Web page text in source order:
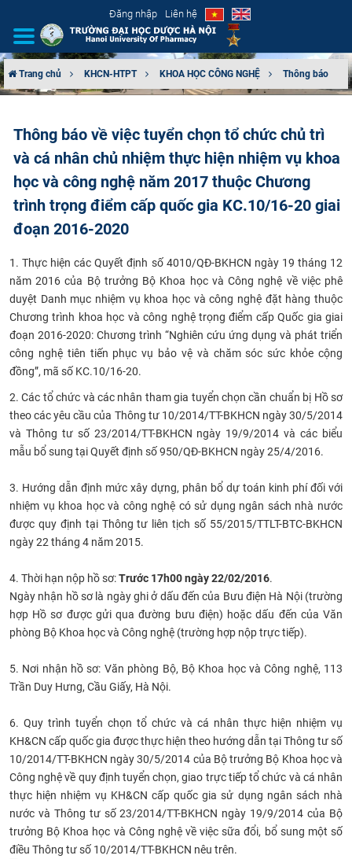
Đăng nhập Liên hệ
CƠ CẤU TỔ CHỨC
TUYỂN SINH
ĐÀO TẠO
ĐẢM BẢO CHẤT LƯỢNG
KHOA HỌC CÔNG NGHỆ
HTQT
CỰU NGƯỜI HỌC
Trang chủ KHCN-HTPT KHOA HỌC CÔNG NGHỆ Thông báo
Thông báo về việc tuyển chọn tổ chức chủ trì
và cá nhân chủ nhiệm thực hiện nhiệm vụ khoa
học và công nghệ năm 2017 thuộc Chương
trình trọng điểm cấp quốc gia KC.10/16-20 giai
đoạn 2016-2020
1. Thực hiện các Quyết định số 4010/QĐ-BKHCN ngày 19 tháng 12
năm 2016 của Bộ trưởng Bộ Khoa học và Công nghệ về việc phê
duyệt Danh mục nhiệm vụ khoa học và công nghệ đặt hàng thuộc
Chương trình khoa học và công nghệ trọng điểm cấp Quốc gia giai
đoạn 2016-2020: Chương trình “Nghiên cứu ứng dụng và phát triển
công nghệ tiên tiến phục vụ bảo vệ và chăm sóc sức khỏe cộng
đồng”, mã số KC.10/16-20.
2. Các tổ chức và các nhân tham gia tuyển chọn cần chuẩn bị Hồ sơ
theo các yêu cầu của Thông tư 10/2014/TT-BKHCN ngày 30/5/2014
và Thông tư số 23/2014/TT-BKHCN ngày 19/9/2014 và các biểu
mẫu bổ sung tại Quyết định số 950/QĐ-BKHCN ngày 25/4/2016.
3. Hướng dẫn định mức xây dựng, phân bổ dự toán kinh phí đối với
nhiệm vụ khoa học và công nghệ có sử dụng ngân sách nhà nước
được quy định tại Thông tư liên tịch số 55/2015/TTLT-BTC-BKHCN
ngày 22 tháng 4 năm 2015.
4. Thời hạn nộp hồ sơ:Trước 17h00 ngày 22/02/2016.
Ngày nhận hồ sơ là ngày ghi ở dấu đến của Bưu điện Hà Nội (trường
hợp Hồ sơ được gửi qua đường bưu điện) hoặc dấu đến của Văn
phòng Bộ Khoa học và Công nghệ (trường hợp nộp trực tiếp).
5. Nơi nhận hồ sơ: Văn phòng Bộ, Bộ Khoa học và Công nghệ, 113
Trần Duy Hưng, Cầu Giấy, Hà Nội.
6. Quy trình tuyển chọn tổ chức và cá nhân thực hiện nhiệm vụ
KH&CN cấp quốc gia được thực hiện theo hướng dẫn tại Thông tư số
10/2014/TT-BKHCN ngày 30/5/2014 của Bộ trưởng Bộ Khoa học và
Công nghệ về quy định tuyển chọn, giao trực tiếp tổ chức và cá nhân
thực hiện nhiệm vụ KH&CN cấp quốc gia sử dụng ngân sách nhà
nước và Thông tư số 23/2014/TT-BKHCN ngày 19/9/2014 của Bộ
trưởng Bộ Khoa học và Công nghệ về việc sữa đổi, bổ sung một số
điều Thông tư số 10/2014/TT-BKHCN nêu trên.